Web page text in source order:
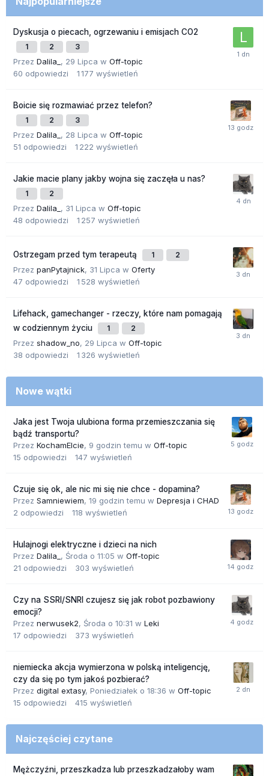
Dyskusja o piecach, ogrzewaniu i emisjach CO2
1 2 3
Przez Dalila_ , 29 Lipca w Off-topic
60 odpowiedzi 1 177 wyświetleń
Boicie się rozmawiać przez telefon?
1 2 3
Przez Dalila_ , 28 Lipca w Off-topic
51 odpowiedzi 1 222 wyświetleń
Jakie macie plany jakby wojna się zaczęła u nas?
1 2
Przez Dalila_ , 31 Lipca w Off-topic
48 odpowiedzi 1 257 wyświetleń
Ostrzegam przed tym terapeutą 1 2
Przez panPytajnick, 31 Lipca w Oferty
47 odpowiedzi 1 528 wyświetleń
Lifehack, gamechanger - rzeczy, które nam pomagają
w codziennym życiu
1 2
Przez shadow_no, 29 Lipca w Off-topic
38 odpowiedzi 1 326 wyświetleń
Nowe wątki
Jaka jest Twoja ulubiona forma przemieszczania się
bądź transportu?
Przez KochamElcie, 9 godzin temu w Off-topic
15 odpowiedzi 147 wyświetleń
Czuje się ok, ale nic mi się nie chce - dopamina?
Przez Samniewiem, 19 godzin temu w Depresja i CHAD
2 odpowiedzi 118 wyświetleń
Hulajnogi elektryczne i dzieci na nich
Przez Dalila_ , Środa o 11:05 w Off-topic
21 odpowiedzi 303 wyświetleń
Czy na SSRI/SNRI czujesz się jak robot pozbawiony
emocji?
Przez nerwusek2, Środa o 10:31 w Leki
17 odpowiedzi 373 wyświetleń
niemiecka akcja wymierzona w polską inteligencję,
czy da się po tym jakoś pozbierać?
Przez digital extasy, Poniedziałek o 18:36 w Off-topic
15 odpowiedzi 415 wyświetleń
Najczęściej czytane
Mężczyźni, przeszkadza lub przeszkadzałoby wam